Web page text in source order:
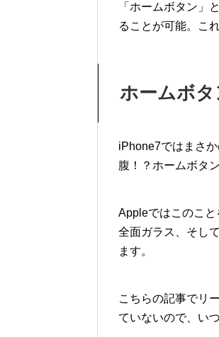
「ホームボタン」
ることが可能。こ
ホームボ
iPhone7ではまさ
腹！？ホームボタ
Appleではこのこ
全面ガラス、そし
ます。
こちらの記事でリ
ていないので、い